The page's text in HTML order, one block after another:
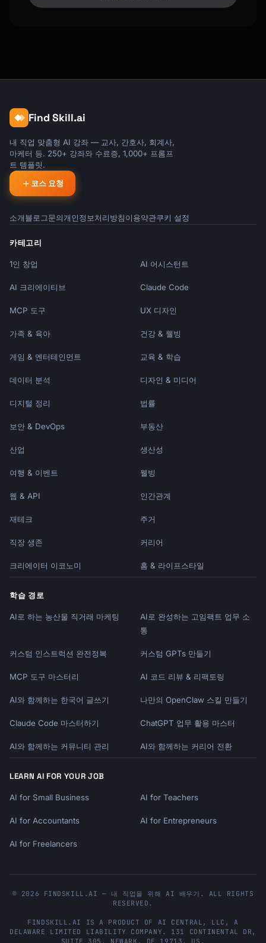
Find Skill.ai
내 직업 맞춤형 AI 강좌 — 교사, 간호사, 회계사,
마케터 등. 250+ 강좌와 수료증, 1,000+ 프롬프
트 템플릿.
코스 요청
소개블로그문의개인정보처리방침이용약관쿠키 설정
카테고리
1인 창업 AI 어시스턴트
AI 크리에이티브 Claude Code
MCP 도구 UX 디자인
가족 & 육아 건강 & 웰빙
게임 & 엔터테인먼트 교육 & 학습
데이터 분석 디자인 & 미디어
디지털 정리 법률
보안 & DevOps 부동산
산업 생산성
여행 & 이벤트 웰빙
웹 & API 인간관계
재테크 주거
직장 생존 커리어
크리에이터 이코노미 홈 & 라이프스타일
학습 경로
AI로 하는 농산물 직거래 마케팅
AI로 완성하는 고임팩트 업무 소
통
커스텀 인스트럭션 완전정복 커스텀 GPTs 만들기
MCP 도구 마스터리 AI 코드 리뷰 & 리팩토링
AI와 함께하는 한국어 글쓰기 나만의 OpenClaw 스킬 만들기
Claude Code 마스터하기 ChatGPT 업무 활용 마스터
AI와 함께하는 커뮤니티 관리 AI와 함께하는 커리어 전환
LEARN AI FOR YOUR JOB
AI for Small Business AI for Teachers
AI for Accountants AI for Entrepreneurs
AI for Freelancers
© 2026 FINDSKILL.AI — 내 직업을 위해 AI 배우기. ALL RIGHTS
RESERVED.
FINDSKILL.AI IS A PRODUCT OF AI CENTRAL, LLC , A
DELAWARE LIMITED LIABILITY COMPANY. 131 CONTINENTAL DR,
SUITE 305 , NEWARK , DE 19713 , US .